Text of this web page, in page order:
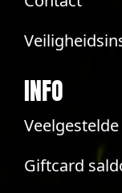
INFO
Giftcard